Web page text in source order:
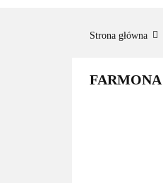
Strona główna